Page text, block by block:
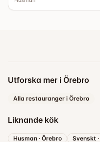
Utforska mer i Örebro
Alla restauranger i Örebro
Liknande kök
Husman · Örebro Svenskt ·